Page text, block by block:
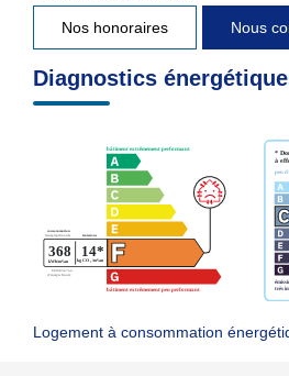
Nos honoraires Nous
Diagnostics
Logement à consommation